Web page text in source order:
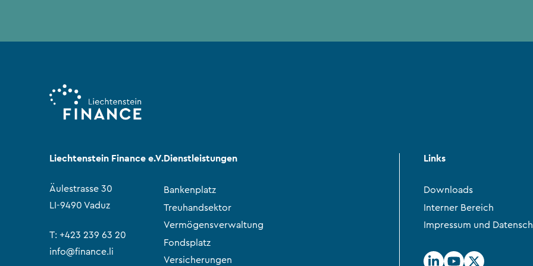
Liechtenstein Finance e.V.
Äulestrasse 30
LI-9490 Vaduz
T:+423 239 63 20
info@finance.li
Dienstleistungen
Bankenplatz
Treuhandsektor
Vermögensverwaltung
Fondsplatz
Versicherungen
Links
Downloads
Interner Bereich
Impressum und